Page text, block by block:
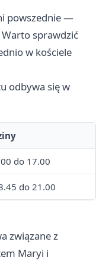
powszednie —
sprawdzić
w kościele
odbywa się w
do 17.00
do 21.00
związane z
Maryi i